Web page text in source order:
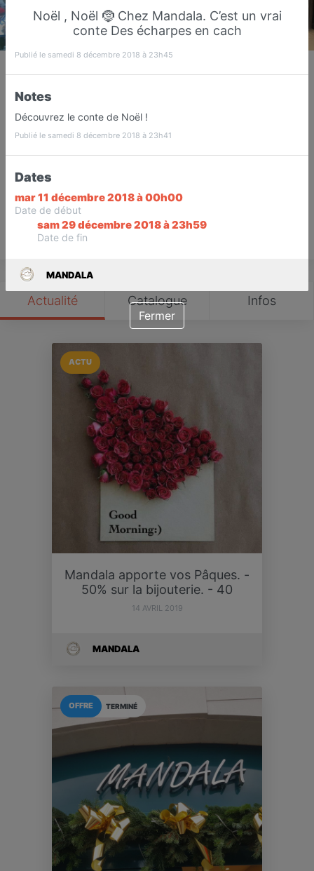
Favori Contacter
Ouvre Mardi dès 10:00
Actualité Catalogue Infos
ACTU
Mandala apporte vos Pâques. -
50% sur la bijouterie. - 40
14 AVRIL 2019
MANDALA
TERMINÉ
OFFRE
Noël , Noël 🤶 Chez Mandala. C’est un vrai
conte Des écharpes en cach
Publié le samedi 8 décembre 2018 à 23h45
Notes
Découvrez le conte de Noël !
Publié le samedi 8 décembre 2018 à 23h41
Dates
mar 11 décembre 2018 à 00h00
Date de début
sam 29 décembre 2018 à 23h59
Date de fin
MANDALA
Fermer